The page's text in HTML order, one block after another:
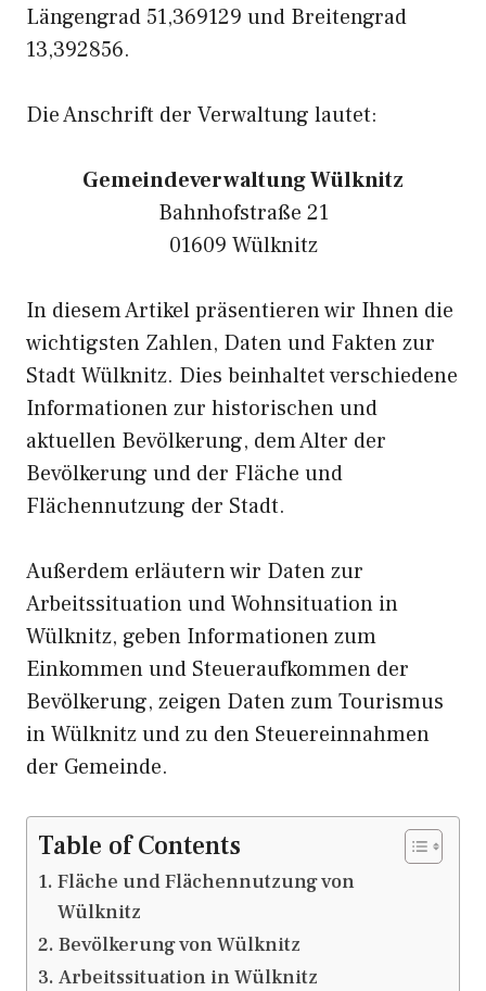
Längengrad 51,369129 und Breitengrad
13,392856.
Die Anschrift der Verwaltung lautet:
Gemeindeverwaltung Wülknitz
Bahnhofstraße 21
01609 Wülknitz
In diesem Artikel präsentieren wir Ihnen die
wichtigsten Zahlen, Daten und Fakten zur
Stadt Wülknitz. Dies beinhaltet verschiedene
Informationen zur historischen und
aktuellen Bevölkerung, dem Alter der
Bevölkerung und der Fläche und
Flächennutzung der Stadt.
Außerdem erläutern wir Daten zur
Arbeitssituation und Wohnsituation in
Wülknitz, geben Informationen zum
Einkommen und Steueraufkommen der
Bevölkerung, zeigen Daten zum Tourismus
in Wülknitz und zu den Steuereinnahmen
der Gemeinde.
Table of Contents
Fläche und Flächennutzung von
Wülknitz
Bevölkerung von Wülknitz
Arbeitssituation in Wülknitz